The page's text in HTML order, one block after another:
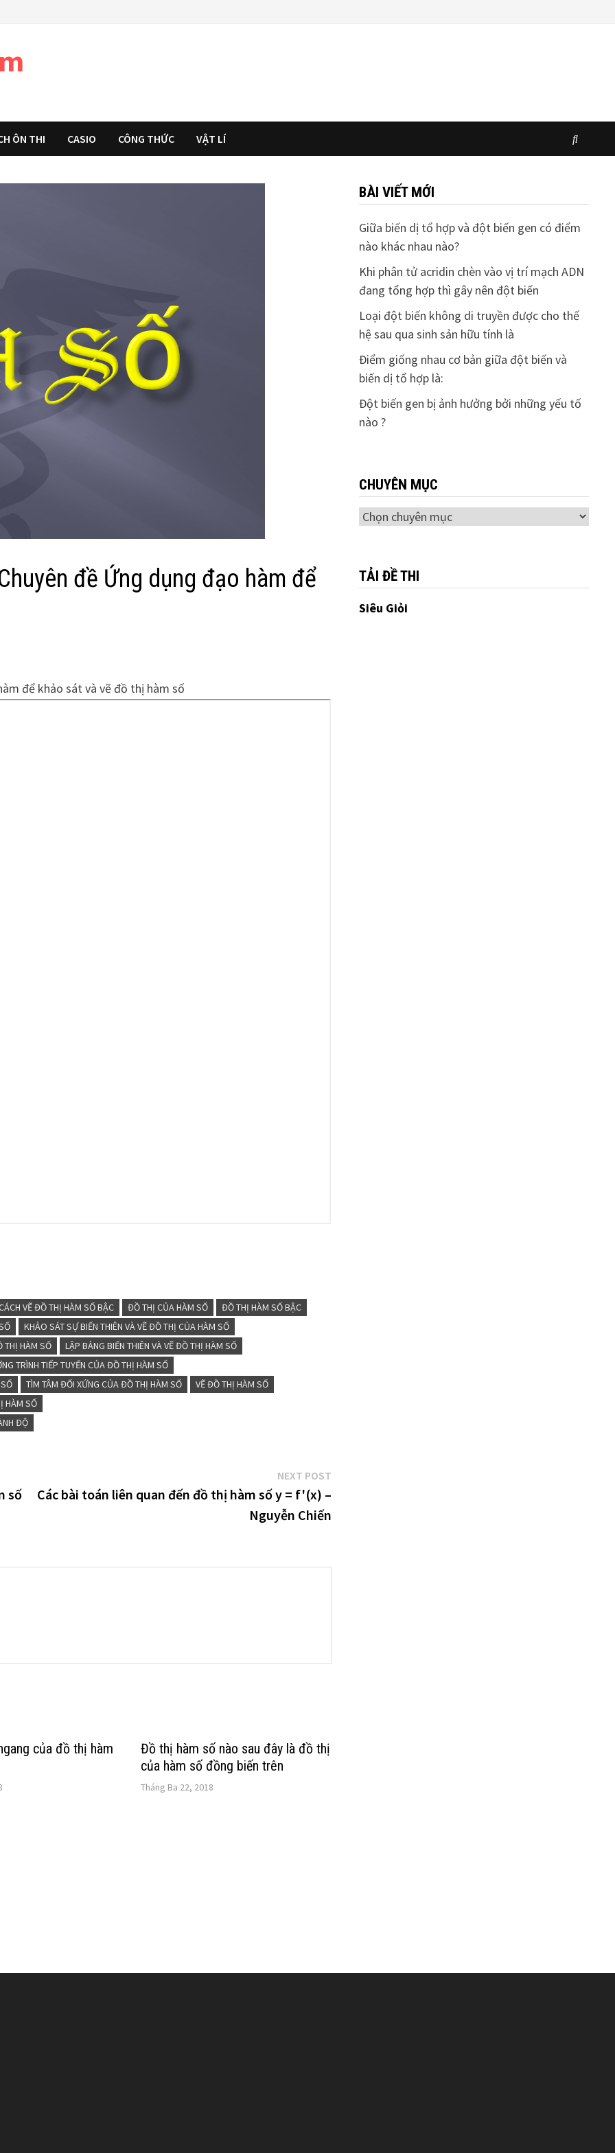
ÔN THI CASIO CÔNG THỨC VẬT LÍ
đề Ứng dụng đạo hàm để
để khảo sát và vẽ đồ thị hàm số
VẼ ĐỒ THỊ HÀM SỐ BẬC ĐỒ THỊ CỦA HÀM SỐ
ĐỒ THỊ HÀM SỐ BẬC
KHẢO SÁT SỰ BIẾN THIÊN VÀ VẼ ĐỒ THỊ CỦA HÀM SỐ
THỊ HÀM SỐ
LẬP BẢNG BIẾN THIÊN VÀ VẼ ĐỒ THỊ HÀM SỐ
TRÌNH TIẾP TUYẾN CỦA ĐỒ THỊ HÀM SỐ
TÌM TÂM ĐỐI XỨNG CỦA ĐỒ THỊ HÀM SỐ
VẼ ĐỒ THỊ HÀM SỐ
HÀM SỐ
ĐỘ
số
NEXT POSTNext
post:
Các bài toán liên quan đến đồ thị hàm số y = f'(x) –
Nguyễn Chiến
của đồ thị hàm
Đồ thị hàm số nào sau đây là đồ thị
của hàm số đồng biến trên
Tháng Ba 22, 2018
BÀI VIẾT MỚI
Giữa biến dị tổ hợp và đột biến gen có điểm
nào khác nhau nào?
Khi phân tử acridin chèn vào vị trí mạch ADN
đang tổng hợp thì gây nên đột biến
Loại đột biến không di truyền được cho thế
hệ sau qua sinh sản hữu tính là
Điểm giống nhau cơ bản giữa đột biến và
biến dị tổ hợp là:
Đột biến gen bị ảnh hưởng bởi những yếu tố
nào ?
CHUYÊN MỤC
Chuyên
TẢI ĐỀ THI
Siêu Giỏi